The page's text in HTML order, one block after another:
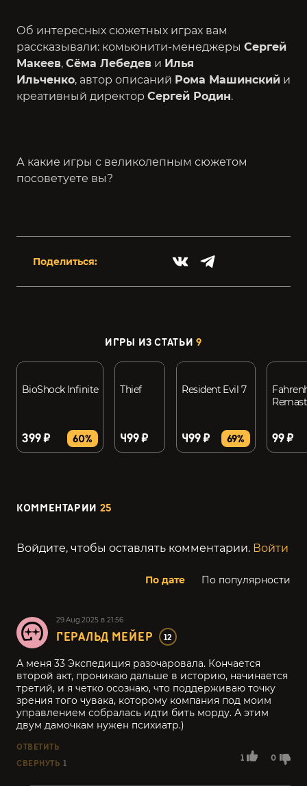
Об интересных сюжетных играх вам
рассказывали: комьюнити-менеджеры Сергей
Макеев, Сёма Лебедев и Илья
Ильченко, автор описаний Рома Машинский и
креативный директор Сергей Родин.
А какие игры с великолепным сюжетом
посоветуете вы?
Поделиться:
ИГРЫ ИЗ СТАТЬИ 9
BioShock Infinite
399 ₽ 60%
Thief
499 ₽
Resident Evil 7
499 ₽ 69% 99 ₽
КОММЕНТАРИИ 25
Войдите, чтобы оставлять комментарии. Войти
По дате По популярности
29.Aug.2025 в 21:56
ГЕРАЛЬД МЕЙЕР 12
1 0
А меня 33 Экспедиция разочаровала. Кончается
второй акт, проникаю дальше в историю, начинается
третий, и я четко осознаю, что поддерживаю точку
зрения того чувака, которому компания под моим
управлением собралась идти бить морду. А этим
двум дамочкам нужен психиатр.)
ОТВЕТИТЬ
СВЕРНУТЬ 1